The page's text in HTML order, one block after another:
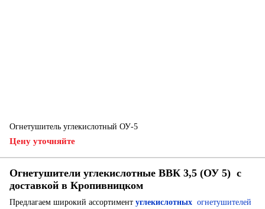
Огнетушитель углекислотный ОУ-5
Цену уточняйте
Огнетушители углекислотные ВВК 3,5 (ОУ 5) с
доставкой в ​​Кропивницком
Предлагаем широкий ассортимент углекислотных огнетушителей